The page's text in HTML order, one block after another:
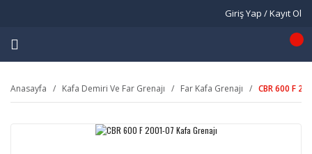
Giriş Yap / Kayıt Ol
Anasayfa Kafa Demiri Ve Far Grenajı Far Kafa Grenajı CBR 600 F